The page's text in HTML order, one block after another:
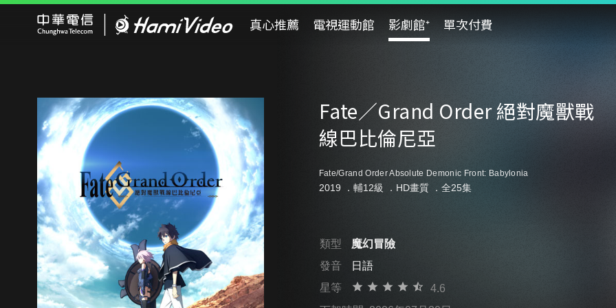
真心推薦 電視運動館 影劇館⁺ 單次付費
Fate／Grand Order 絕對魔獸戰
線巴比倫尼亞
Fate/Grand Order Absolute Demonic Front: Babylonia
2019 ． 輔12級 ．HD畫質 ．全25集
類型
魔幻冒險
發音
日語
星等
4.6